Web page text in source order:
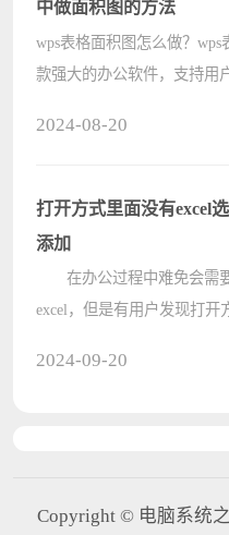
中做面积图的方法
wps表格面积图怎么做？wps
款强大的办公软件，支持用
方法分享给大家参考，一起
吧。 WP????
2024-08-20
打开方式里面没有excel
添加
在办公过程中难免会需
excel，但是有用户发现打开
2024-09-20
Copyright © 电脑系统